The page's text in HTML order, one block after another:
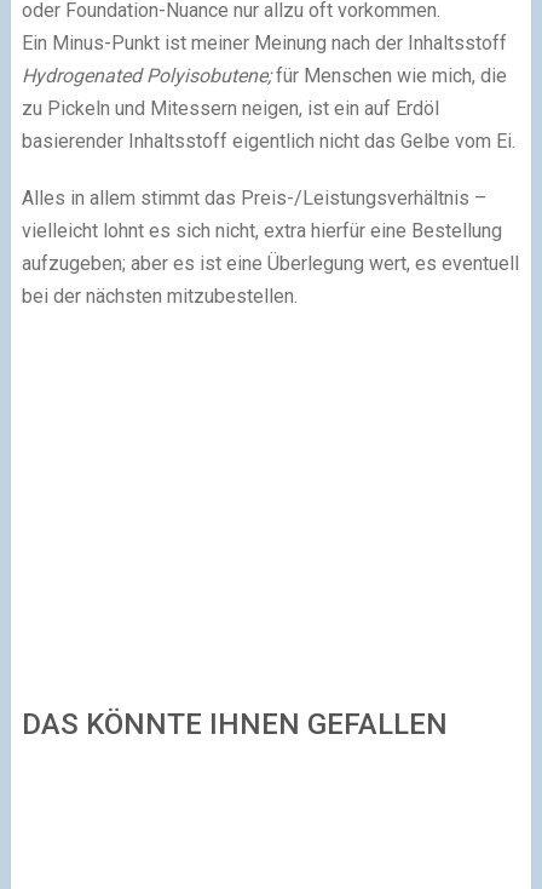
oder Foundation-Nuance nur allzu oft vorkommen.
Ein Minus-Punkt ist meiner Meinung nach der Inhaltsstoff
Hydrogenated Polyisobutene;für Menschen wie mich, die
zu Pickeln und Mitessern neigen, ist ein auf Erdöl
basierender Inhaltsstoff eigentlich nicht das Gelbe vom Ei.
Alles in allem stimmt das Preis-/Leistungsverhältnis –
vielleicht lohnt es sich nicht, extra hierfür eine Bestellung
aufzugeben; aber es ist eine Überlegung wert, es eventuell
bei der nächsten mitzubestellen.
DAS KÖNNTE IHNEN GEFALLEN